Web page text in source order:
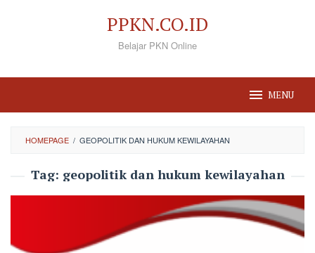
PPKN.CO.ID
Belajar PKN Online
MENU
HOMEPAGE / GEOPOLITIK DAN HUKUM KEWILAYAHAN
Tag: geopolitik dan hukum kewilayahan